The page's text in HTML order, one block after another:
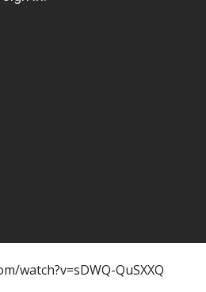
watch?v=sDWQ-QuSXXQ